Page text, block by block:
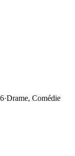
·Drame, Comédie